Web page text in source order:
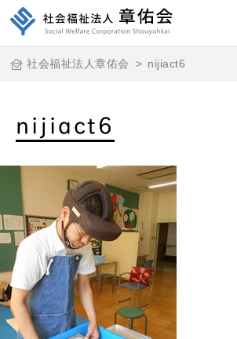
社会福祉法人章佑会 > nijiact6
nijiact6